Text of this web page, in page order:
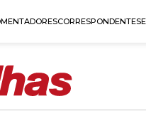
CORRESPONDENTES